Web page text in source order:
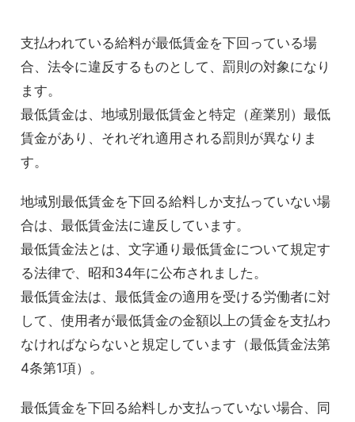
支払われている給料が最低賃金を下回っている場
合、法令に違反するものとして、罰則の対象になり
ます。
最低賃金は、地域別最低賃金と特定（産業別）最低
賃金があり、それぞれ適用される罰則が異なりま
す。
地域別最低賃金を下回る給料しか支払っていない場
合は、最低賃金法に違反しています。
最低賃金法とは、文字通り最低賃金について規定す
る法律で、昭和34年に公布されました。
最低賃金法は、最低賃金の適用を受ける労働者に対
して、使用者が最低賃金の金額以上の賃金を支払わ
なければならないと規定しています（最低賃金法第
4条第1項）。
最低賃金を下回る給料しか支払っていない場合、同